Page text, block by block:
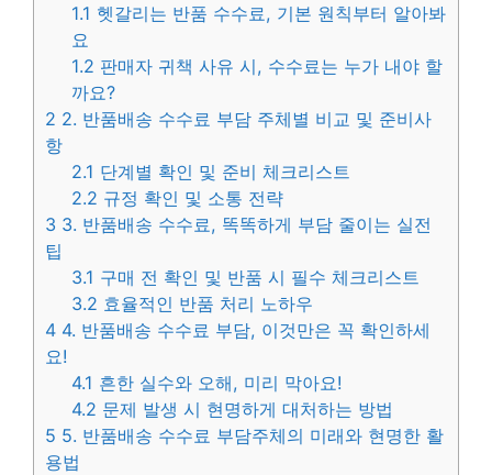
1.1 헷갈리는 반품 수수료, 기본 원칙부터 알아봐
요
1.2 판매자 귀책 사유 시, 수수료는 누가 내야 할
까요?
2 2. 반품배송 수수료 부담 주체별 비교 및 준비사
항
2.1 단계별 확인 및 준비 체크리스트
2.2 규정 확인 및 소통 전략
3 3. 반품배송 수수료, 똑똑하게 부담 줄이는 실전
팁
3.1 구매 전 확인 및 반품 시 필수 체크리스트
3.2 효율적인 반품 처리 노하우
4 4. 반품배송 수수료 부담, 이것만은 꼭 확인하세
요!
4.1 흔한 실수와 오해, 미리 막아요!
4.2 문제 발생 시 현명하게 대처하는 방법
5 5. 반품배송 수수료 부담주체의 미래와 현명한 활
용법